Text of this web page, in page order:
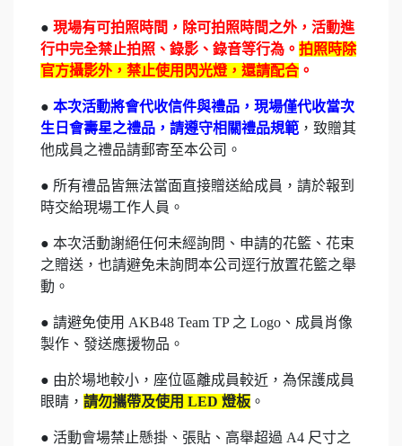
● 現場有可拍照時間，除可拍照時間之外，活動進
行中完全禁止拍照、錄影、錄音等行為。 拍照時除
官方攝影外，禁止使用閃光燈，還請配合 。
● 本次活動將會代收信件與禮品，現場僅代收當次
生日會壽星之禮品，請遵守相關禮品規範 ，致贈其
他成員之禮品請郵寄至本公司。
● 所有禮品皆無法當面直接贈送給成員，請於報到
時交給現場工作人員。
● 本次活動謝絕任何未經詢問、申請的花籃、花束
之贈送，也請避免未詢問本公司逕行放置花籃之舉
動。
● 請避免使用 AKB48 Team TP 之 Logo、成員肖像
製作、發送應援物品 。
● 由於場地較小，座位區離成員較近，為保護成員
眼睛， 請勿攜帶及使用 LED 燈板 。
● 活動會場禁止懸掛、張貼、高舉超過 A4 尺寸之